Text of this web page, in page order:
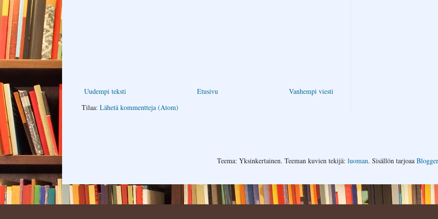
Uudempi teksti Vanhempi viesti
Etusivu
Tilaa: Lähetä kommentteja (Atom)
Teema: Yksinkertainen. Teeman kuvien tekijä: luoman. Sisällön tarjoaa Blogger